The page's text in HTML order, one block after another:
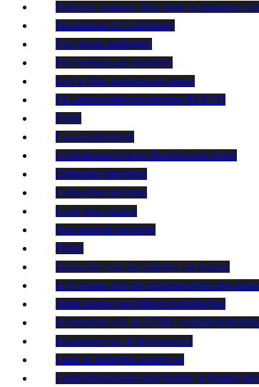
Dakgoot reinigen: Hoe maak je dakgoten
Declaration of Conformity
Een gazon aanleggen
Een kettingzaag monteren
Een STIHL kettingzaag starten
EU-chemicaliënverordening REACH
Ferris
Gazononderhoud
Gebruiksaanwijzing Machineonderhoud
Gebruikte Machines
Gehoorbescherming
Goed gras maaien
Hoe snoei ik een heg?
Home
Instructies voor het planten van bomen
Is er sprake van een geheugeneffect bij
Juiste opslag van lithium-ionbatterijen
Kenmerken van de STIHL
Klantenservice & Retourneren
Laad de batterijen correct op
Lenteschoonmaak voor buiten: je houten